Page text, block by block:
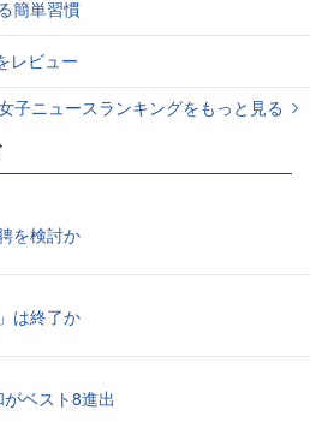
簡単習慣
レビュー
子ニュースランキングをもっと見る
を検討か
は終了か
ベスト8進出